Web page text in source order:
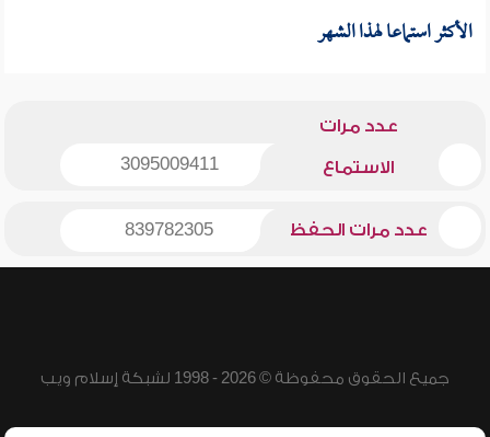
الأكثر استماعا لهذا الشهر
عدد مرات
الاستماع 3095009411
عدد مرات الحفظ 839782305
جميع الحقوق محفوظة © 2026 - 1998 لشبكة إسلام ويب